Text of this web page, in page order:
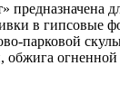
в гипсовые
парковой
обжига огненной